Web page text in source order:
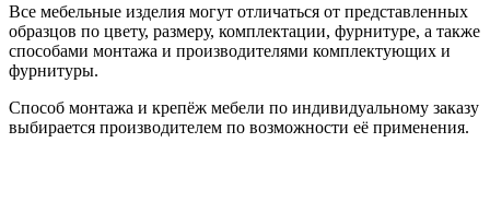
Все мебельные изделия могут отличаться от представленных
образцов по цвету, размеру, комплектации, фурнитуре, а также
способами монтажа и производителями комплектующих и
фурнитуры.
Способ монтажа и крепёж мебели по индивидуальному заказу
выбирается производителем по возможности её применения.